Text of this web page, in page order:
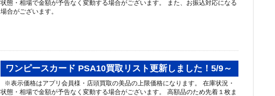
状態・相場で金額が予告なく変動する場合がございます。 また、お振込対応になる
場合がございます。
ワンピースカード PSA10買取リスト更新しました！5/9～
※表示価格はアプリ会員様・店頭買取の美品の上限価格になります。 在庫状況・
状態・相場で金額が予告なく変動する場合がございます。 高額品のため先着１枚ま